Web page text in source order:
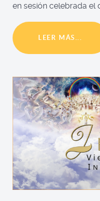
en sesión celebrada el
LEER MÁS...